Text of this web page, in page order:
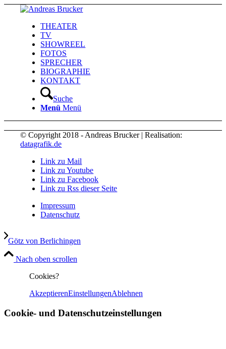
THEATER
TV
SHOWREEL
FOTOS
SPRECHER
BIOGRAPHIE
KONTAKT
Suche
Menü Menü
© Copyright 2018 - Andreas Brucker | Realisation:
datagrafik.de
Link zu Mail
Link zu Youtube
Link zu Facebook
Link zu Rss dieser Seite
Impressum
Datenschutz
Götz von Berlichingen
Nach oben scrollen
Cookies?
AkzeptierenEinstellungenAblehnen
Cookie- und Datenschutzeinstellungen